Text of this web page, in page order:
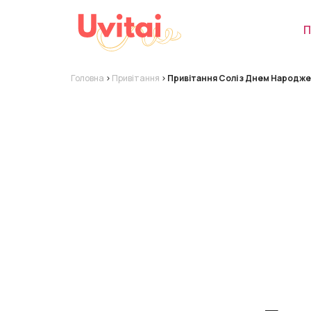
Головна > Привітання > Привітання Солі з Днем